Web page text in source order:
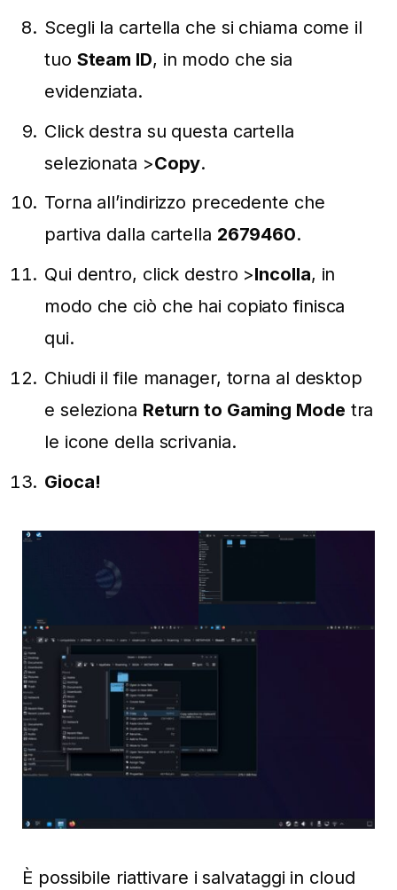
Scegli la cartella che si chiama come il
tuo Steam ID, in modo che sia
evidenziata.
Click destra su questa cartella
selezionata >Copy.
Torna all’indirizzo precedente che
partiva dalla cartella 2679460.
Qui dentro, click destro >Incolla, in
modo che ciò che hai copiato finisca
qui.
Chiudi il file manager, torna al desktop
e seleziona Return to Gaming Mode tra
le icone della scrivania.
Gioca!
È possibile riattivare i salvataggi in cloud